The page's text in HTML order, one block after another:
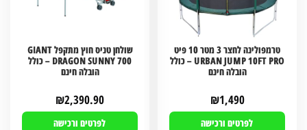
טרמפולינה לחצר 3 מטר 10 פיט
URBAN JUMP 10FT PRO – כולל
הובלה חינם
₪1,490
לפרטים ורכישה
שולחן טניס חוץ מתקפל GIANT
DRAGON SUNNY 700 – כולל
הובלה חינם
₪2,390.90
לפרטים ורכישה